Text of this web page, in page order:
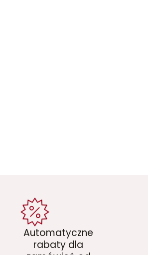
Automatyczne
rabaty dla